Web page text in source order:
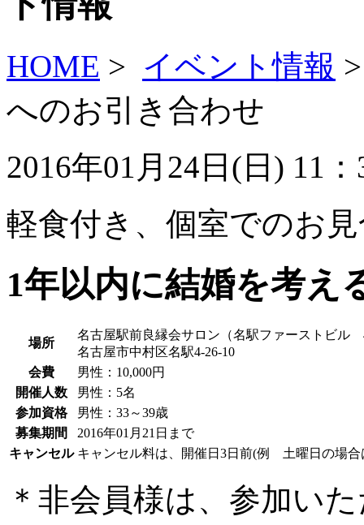
HOME > イベント情報
へのお引き合わせ
2016年01月24日(日) 11
軽食付き、個室でのお
1年以内に結婚を考え
場所
名古屋駅前良縁会サロン（名駅ファーストビル
名古屋市中村区名駅4-26-10
会費
男性 ：10,000円
開催人数
男性 ：5名
参加資格
男性 ：33～39歳
募集期間
2016年01月21日まで
キャンセル キャンセル料は、開催日3日前(例 土曜日の場
＊非会員様は、参加い